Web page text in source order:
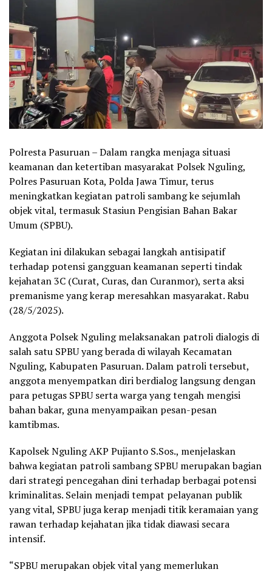
Polresta Pasuruan – Dalam rangka menjaga situasi
keamanan dan ketertiban masyarakat Polsek Nguling,
Polres Pasuruan Kota, Polda Jawa Timur, terus
meningkatkan kegiatan patroli sambang ke sejumlah
objek vital, termasuk Stasiun Pengisian Bahan Bakar
Umum (SPBU).
Kegiatan ini dilakukan sebagai langkah antisipatif
terhadap potensi gangguan keamanan seperti tindak
kejahatan 3C (Curat, Curas, dan Curanmor), serta aksi
premanisme yang kerap meresahkan masyarakat. Rabu
(28/5/2025).
Anggota Polsek Nguling melaksanakan patroli dialogis di
salah satu SPBU yang berada di wilayah Kecamatan
Nguling, Kabupaten Pasuruan. Dalam patroli tersebut,
anggota menyempatkan diri berdialog langsung dengan
para petugas SPBU serta warga yang tengah mengisi
bahan bakar, guna menyampaikan pesan-pesan
kamtibmas.
Kapolsek Nguling AKP Pujianto S.Sos., menjelaskan
bahwa kegiatan patroli sambang SPBU merupakan bagian
dari strategi pencegahan dini terhadap berbagai potensi
kriminalitas. Selain menjadi tempat pelayanan publik
yang vital, SPBU juga kerap menjadi titik keramaian yang
rawan terhadap kejahatan jika tidak diawasi secara
intensif.
“SPBU merupakan objek vital yang memerlukan